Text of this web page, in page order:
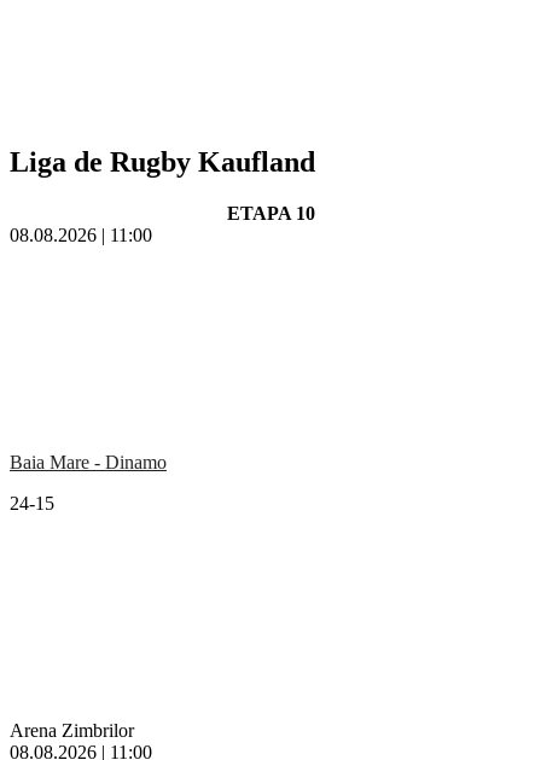
Liga de Rugby Kaufland
ETAPA 10
08.08.2026 | 11:00
Baia Mare - Dinamo
24-15
Arena Zimbrilor
08.08.2026 | 11:00